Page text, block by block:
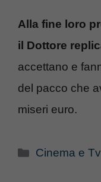
Alla fine loro
il Dottore
accettano e
del pacco che
miseri euro.
Categorie
Cinema e Tv